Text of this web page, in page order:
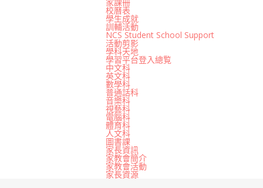
校曆表
學生成就
訓輔活動
NCS Student School Support
活動剪影
學科天地
學習平台登入總覧
中文科
英文科
數學科
普通話科
音樂科
視藝科
電腦科
體育科
人文科
圖書課
家長資訊
家教會簡介
家教會活動
家長資源